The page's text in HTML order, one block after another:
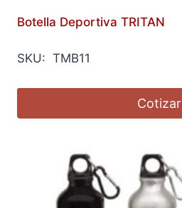
Botella Deportiva TRITAN
SKU: TMB11
Cotizar